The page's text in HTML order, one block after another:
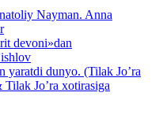
Nayman. Anna
devoni»dan
yaratdi dunyo. (Tilak Jo’ra
Jo’ra xotirasiga